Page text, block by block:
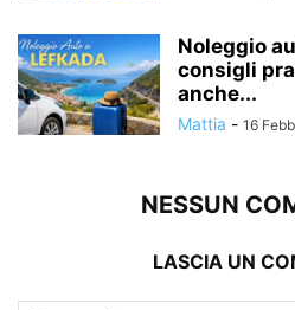
Noleggio
consigli
anche...
Mattia - 16
NESSUN
LASCIA UN